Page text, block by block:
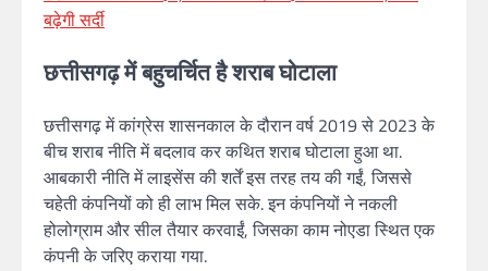
बढ़ेगी सर्दी
छत्तीसगढ़ में बहुचर्चित है शराब घोटाला
छत्तीसगढ़ में कांग्रेस शासनकाल के दौरान वर्ष 2019 से 2023 के
बीच शराब नीति में बदलाव कर कथित शराब घोटाला हुआ था.
आबकारी नीति में लाइसेंस की शर्तें इस तरह तय की गईं, जिससे
चहेती कंपनियों को ही लाभ मिल सके. इन कंपनियों ने नकली
होलोग्राम और सील तैयार करवाईं, जिसका काम नोएडा स्थित एक
कंपनी के जरिए कराया गया.